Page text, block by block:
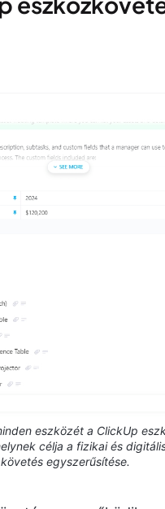
eszközét a ClickUp
célja a fizikai és
követés egyszerűsítése.